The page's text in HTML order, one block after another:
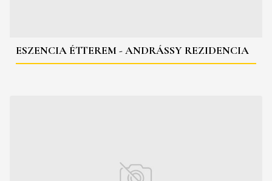
ESZENCIA ÉTTEREM - ANDRÁSSY REZIDENCIA